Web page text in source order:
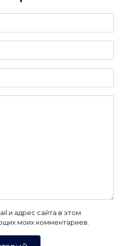
и адрес сайта в этом
моих комментариев.